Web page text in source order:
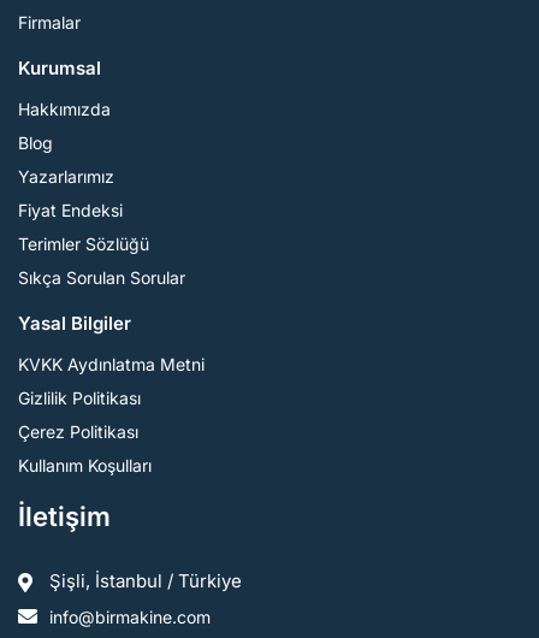
Firmalar
Kurumsal
Hakkımızda
Blog
Yazarlarımız
Fiyat Endeksi
Terimler Sözlüğü
Sıkça Sorulan Sorular
Yasal Bilgiler
KVKK Aydınlatma Metni
Gizlilik Politikası
Çerez Politikası
Kullanım Koşulları
İletişim
Şişli, İstanbul / Türkiye
info@birmakine.com